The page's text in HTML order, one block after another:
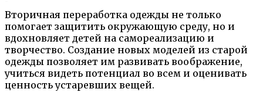
Вторичная переработка одежды не только
помогает защитить окружающую среду, но и
вдохновляет детей на самореализацию и
творчество. Создание новых моделей из старой
одежды позволяет им развивать воображение,
учиться видеть потенциал во всем и оценивать
ценность устаревших вещей.